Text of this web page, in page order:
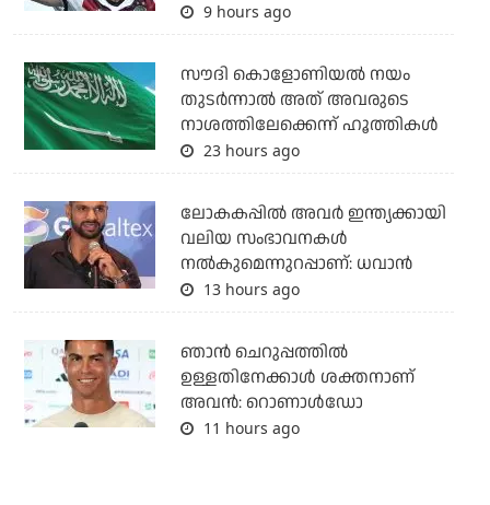
9 hours ago
സൗദി കൊളോണിയല്‍ നയം
തുടര്‍ന്നാല്‍ അത് അവരുടെ
നാശത്തിലേക്കെന്ന് ഹൂത്തികള്‍
23 hours ago
ലോകകപ്പിൽ അവര്‍ ഇന്ത്യക്കായി
വലിയ സംഭാവനകള്‍
നല്‍കുമെന്നുറപ്പാണ്: ധവാന്‍
13 hours ago
ഞാന്‍ ചെറുപ്പത്തില്‍
ഉള്ളതിനേക്കാള്‍ ശക്തനാണ്
അവന്‍: റൊണാള്‍ഡോ
11 hours ago